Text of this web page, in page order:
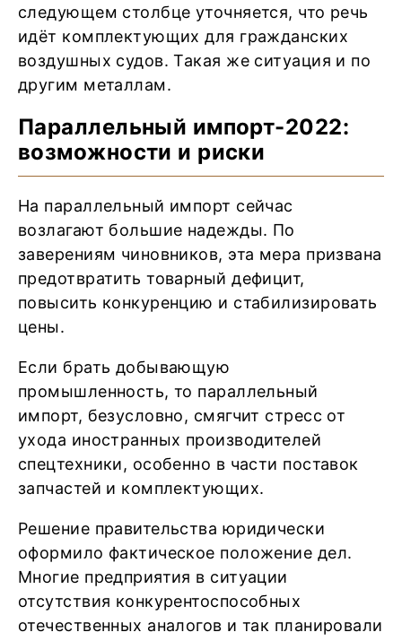
следующем столбце уточняется, что речь
идёт комплектующих для гражданских
воздушных судов. Такая же ситуация и по
другим металлам.
Параллельный импорт-2022:
возможности и риски
На параллельный импорт сейчас
возлагают большие надежды. По
заверениям чиновников, эта мера призвана
предотвратить товарный дефицит,
повысить конкуренцию и стабилизировать
цены.
Если брать добывающую
промышленность, то параллельный
импорт, безусловно, смягчит стресс от
ухода иностранных производителей
спецтехники, особенно в части поставок
запчастей и комплектующих.
Решение правительства юридически
оформило фактическое положение дел.
Многие предприятия в ситуации
отсутствия конкурентоспособных
отечественных аналогов и так планировали